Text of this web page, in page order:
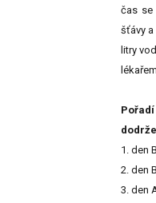
čas se
šťávy
litry
1. den
2. den
3. den